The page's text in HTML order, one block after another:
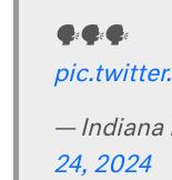
🗣️🗣️🗣️
— Indiana
24, 2024